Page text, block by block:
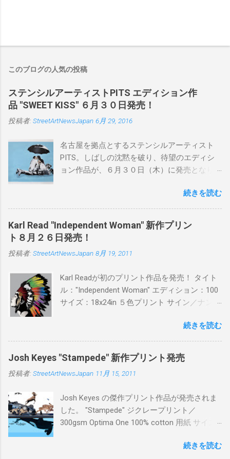
このブログの人気の投稿
ステンシルアーティストPITS エディション作
品 "SWEET KISS" ６月３０日発売！
投稿者: StreetArtNewsJapan 6月 29, 2016
名古屋を拠点とするステンシルアーティスト
PITS。しばしの沈黙を破り、待望のエディシ
ョン作品が、６月３０日（木）に発売となり
品に落とし込むスタイルは今作でも健在。(
PITSの過去記事はこちらから ) 発売日：6月30
日(木)19時 タイトル：SWEET KISS カラー：
BLUE/MINT GREEN/PINK/YELLOW エディショ
ン：各色５ サイズ：800mm × 550mm 価格：
¥16,000(¥17,280) 購入は、 こちら から
続きを読む
Karl Read "Independent Woman" 新作プリン
ト８月２６日発売！
投稿者: StreetArtNewsJapan 8月 19, 2011
Karl Readが初のプリント作品を発売！ タイト
ル："Independent Woman" エディション：100
サイズ：18x24in ５色プリント サイン／ナンバ
ドフィニッシュバージョン（エディション：
25）$125 購入は８月２６日に こちら から
続きを読む
Josh Keyes "Stampede" 新作プリント発売
投稿者: StreetArtNewsJapan 11月 15, 2011
Josh Keyes の傑作プリント作品が発売されま
した。 "Stampede" ジクレープリント／
300gsm Optima One 100% cotton 用紙 サイズ:
ィション：350 価格: $350 + 送料 購入は こち
続きを読む